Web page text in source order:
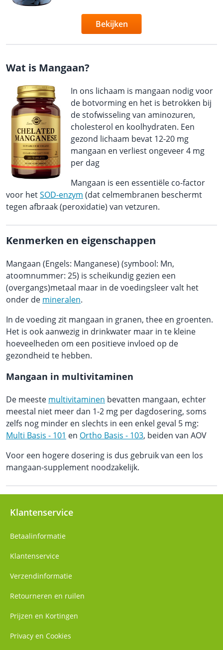
Bekijken
Wat is Mangaan?
In ons lichaam is mangaan nodig voor
de botvorming en het is betrokken bij
de stofwisseling van aminozuren,
cholesterol en koolhydraten. Een
gezond lichaam bevat 12-20 mg
mangaan en verliest ongeveer 4 mg
per dag
Mangaan is een essentiële co-factor
voor hetSOD-enzym (dat celmembranen beschermt
tegen afbraak (peroxidatie) van vetzuren.
Kenmerken en eigenschappen
Mangaan (Engels: Manganese) (symbool: Mn,
atoomnummer: 25) is scheikundig gezien een
(overgangs)metaal maar in de voedingsleer valt het
onder de mineralen.
In de voeding zit mangaan in granen, thee en groenten.
Het is ook aanwezig in drinkwater maar in te kleine
hoeveelheden om een positieve invloed op de
gezondheid te hebben.
Mangaan in multivitaminen
De meeste multivitaminen bevatten mangaan, echter
meestal niet meer dan 1-2 mg per dagdosering, soms
zelfs nog minder en slechts in een enkel geval 5 mg:
Multi Basis - 101 en Ortho Basis - 103, beiden van AOV
Voor een hogere dosering is dus gebruik van een los
mangaan-supplement noodzakelijk.
Klantenservice
Betaalinformatie
Klantenservice
Verzendinformatie
Retourneren en ruilen
Prijzen en Kortingen
Privacy en Cookies